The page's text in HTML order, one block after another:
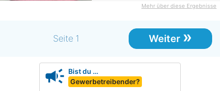
Mehr über diese Ergebnisse
Seite 1 Weiter »
campaign Bist du …
Gewerbetreibender?